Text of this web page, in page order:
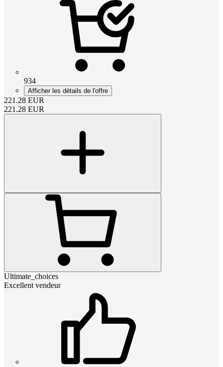
934
Afficher les détails de l'offre
221.28 EUR
221.28 EUR
Ultimate_choices
Excellent vendeur